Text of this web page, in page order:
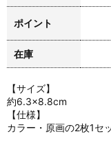
ポイント
在庫
【サイズ】
約6.3×8.8cm
【仕様】
カラー・原画の2枚1